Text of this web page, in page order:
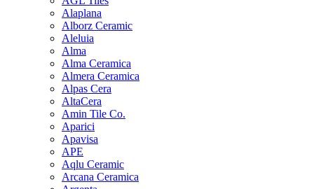
Alaplana
Alborz Ceramic
Aleluia
Alma
Alma Ceramica
Almera Ceramica
Alpas Cera
AltaCera
Amin Tile Co.
Aparici
Apavisa
APE
Aqlu Ceramic
Arcana Ceramica